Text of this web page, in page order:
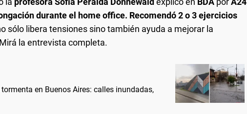
durante el home office. Recomendó 2 o 3 ejercicios
sólo libera tensiones sino también ayuda a mejorar la
Mirá la entrevista completa.
en Buenos Aires: calles inundadas,